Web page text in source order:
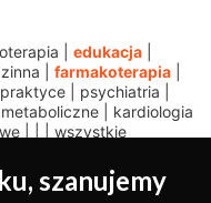
szanujemy
edukacja
farmakoterapia|
psychiatria
kardiologia
wszystkie